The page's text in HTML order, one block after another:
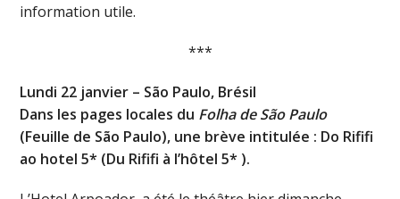
information utile.
***
Lundi 22 janvier – São Paulo, Brésil
Dans les pages locales du Folha de São Paulo
(Feuille de São Paulo), une brève intitulée : Do Rififi
ao hotel 5* (Du Rififi à l’hôtel 5* ).